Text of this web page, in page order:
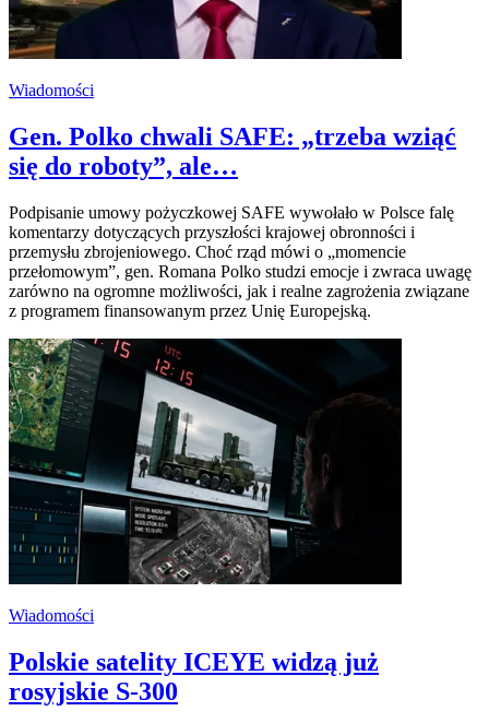
Wiadomości
Gen. Polko chwali SAFE: „trzeba wziąć
się do roboty”, ale…
Podpisanie umowy pożyczkowej SAFE wywołało w Polsce falę
komentarzy dotyczących przyszłości krajowej obronności i
przemysłu zbrojeniowego. Choć rząd mówi o „momencie
przełomowym”, gen. Romana Polko studzi emocje i zwraca uwagę
zarówno na ogromne możliwości, jak i realne zagrożenia związane
z programem finansowanym przez Unię Europejską.
Wiadomości
Polskie satelity ICEYE widzą już
rosyjskie S-300